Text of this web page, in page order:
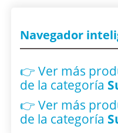
Navegador
👉 Ver más
de la categoría
👉 Ver más
de la categoría